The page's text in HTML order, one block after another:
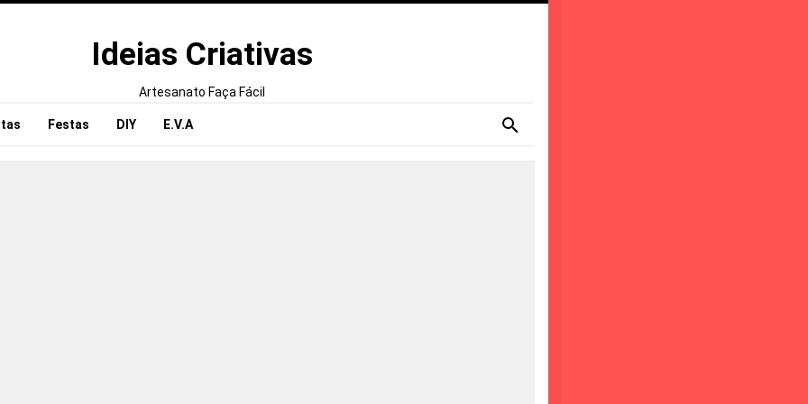
Ideias Criativas
Artesanato Faça Fácil
Festas DIY E.V.A